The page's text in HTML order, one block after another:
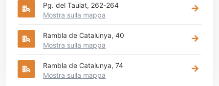
Pg. del Taulat, 262-264
Mostra sulla mappa
Rambla de Catalunya, 40
Mostra sulla mappa
Rambla de Catalunya, 74
Mostra sulla mappa